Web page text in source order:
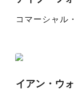
コマーシャル
イアン・ウ